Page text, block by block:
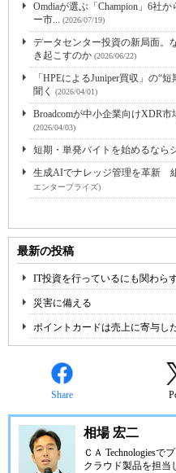
Omdiaが選ぶ「Champion」6社
ー市... (2026/07/19)
データセンター投資の新局面。
き起こすのか (2026/06/22)
「HPEによるJuniper買収」の“
聞く
(2026/04/01)
Broadcomが中小企業向けXDR
(2026/04/03)
短期・単発バイトを始めるなら
生成AIでナレッジ管理を革新
エンタープライズ)
最新の投稿
IT投資を行っているにも関わら
災害に備える
ポイントカードは売上に寄与し
Share
相場 宏二
ＣＡ Technologiesで
クラウド製品を担当